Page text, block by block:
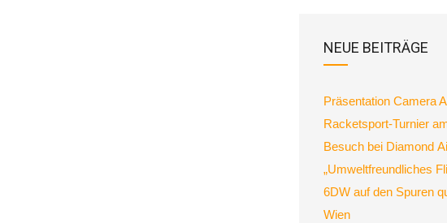
NEUE BEITRÄGE
Präsentation Camera
Racketsport-Turnier
Besuch bei Diamond
„Umweltfreundliches
6DW auf den Spuren
Wien